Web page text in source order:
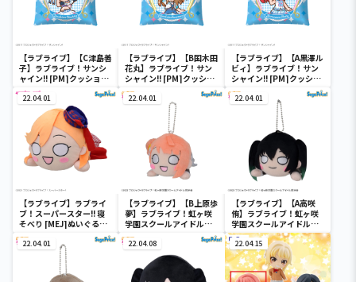
【ラブライブ】【C津島善
子】ラブライブ！サンシ
ャイン!! [PM]クッショ
ン“1年生”ｆｅａｔ．三
月八日
【ラブライブ】【B国木田
花丸】ラブライブ！サン
シャイン!! [PM]クッショ
ン“1年生”ｆｅａｔ．三
月八日
【ラブライブ】【A黒澤ル
ビィ】ラブライブ！サン
シャイン!! [PM]クッショ
ン“1年生”ｆｅａｔ．三
月八日
22.04.01
【ラブライブ】ラブライ
ブ！スーパースター!! 寝
そべり [MEJ]ぬいぐる
True dreams”
22.04.01
【ラブライブ】【B上原歩
夢】ラブライブ！虹ヶ咲
学園スクールアイドル同
[KCM]冬制服style Vol.1
22.04.01
【ラブライブ】【A高咲
侑】ラブライブ！虹ヶ咲
学園スクールアイドル同
好会 寝そべり [MP]
[KCM]冬制服style Vol.1
22.04.01 22.04.08 22.04.15